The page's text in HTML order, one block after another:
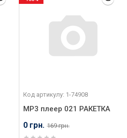
Код артикулу: 1-74908
MP3 плеер 021 РАКЕТКА
0 грн. 169 грн.